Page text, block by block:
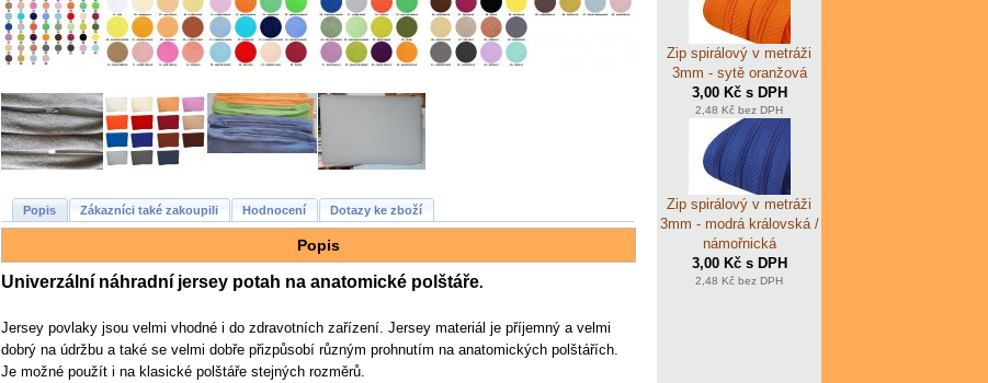
Popis Zákazníci také zakoupili Hodnocení Dotazy ke zboží
Popis
Univerzální náhradní jersey potah na anatomické polštáře.
Jersey povlaky jsou velmi vhodné i do zdravotních zařízení. Jersey materiál je příjemný a velmi
dobrý na údržbu a také se velmi dobře přizpůsobí různým prohnutím na anatomických polštářích.
Je možné použít i na klasické polštáře stejných rozměrů.
Zip spirálový v metráži
3mm - sytě oranžová
3,00 Kč s DPH
2,48 Kč bez DPH
Zip spirálový v metráži
3mm - modrá královská /
námořnická
3,00 Kč s DPH
2,48 Kč bez DPH